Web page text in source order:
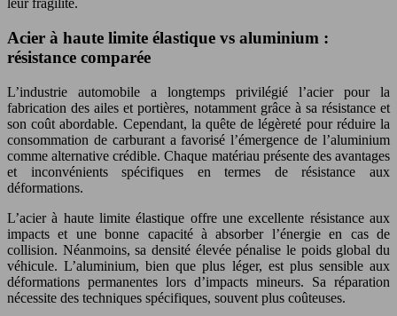
leur fragilité.
Acier à haute limite élastique vs aluminium :
résistance comparée
L’industrie automobile a longtemps privilégié l’acier pour la
fabrication des ailes et portières, notamment grâce à sa résistance et
son coût abordable. Cependant, la quête de légèreté pour réduire la
consommation de carburant a favorisé l’émergence de l’aluminium
comme alternative crédible. Chaque matériau présente des avantages
et inconvénients spécifiques en termes de résistance aux
déformations.
L’acier à haute limite élastique offre une excellente résistance aux
impacts et une bonne capacité à absorber l’énergie en cas de
collision. Néanmoins, sa densité élevée pénalise le poids global du
véhicule. L’aluminium, bien que plus léger, est plus sensible aux
déformations permanentes lors d’impacts mineurs. Sa réparation
nécessite des techniques spécifiques, souvent plus coûteuses.